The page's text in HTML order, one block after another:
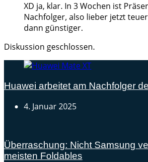
XD ja, klar. In 3 Wochen ist
Nachfolger, also lieber jetzt
dann günstiger.
Diskussion geschlossen.
Huawei arbeitet am Nachfolger
4. Januar 2025
Überraschung: Nicht Samsung
meisten Foldables